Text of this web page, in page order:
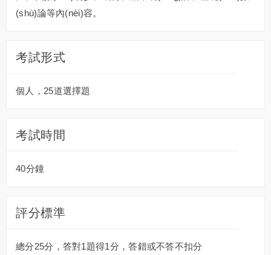
(shù)論等內(nèi)容。
考試形式
個人，25道選擇題
考試時間
40分鐘
評分標準
總分25分，答對1題得1分，答錯或不答不扣分